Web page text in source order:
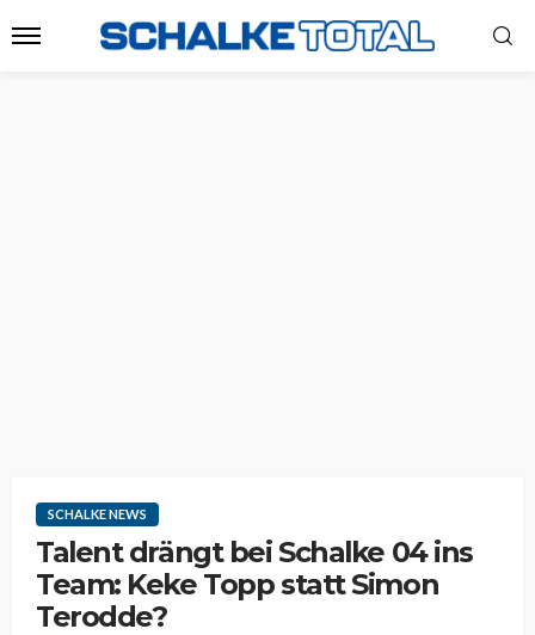
SCHALKE NEWS
Talent drängt bei Schalke 04 ins
Team: Keke Topp statt Simon
Terodde?